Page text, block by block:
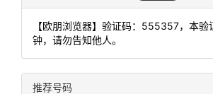
【欧朋浏览器】验证码：555357，本
钟，请勿告知他人。
推荐号码